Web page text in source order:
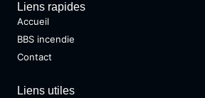
Liens rapides
Accueil
BBS incendie
Contact
Liens utiles